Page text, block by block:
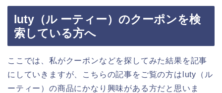
luty（ル ーティー）のクーポンを検
索している方へ
ここでは、私がクーポンなどを探してみた結果を記事
にしていきますが、こちらの記事をご覧の方はluty（ル
ーティー）の商品にかなり興味がある方だと思いま